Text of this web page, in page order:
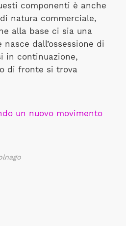
componenti è anche
natura commerciale,
alla base ci sia una
dall’ossessione di
in continuazione,
di fronte si trova